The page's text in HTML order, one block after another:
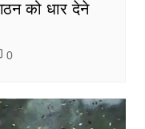
को धार देने
0